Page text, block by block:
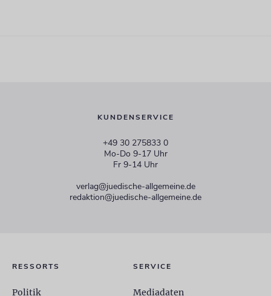
KUNDENSERVICE
+49 30 275833 0
Mo-Do 9-17 Uhr
Fr 9-14 Uhr
verlag@juedische-allgemeine.de
redaktion@juedische-allgemeine.de
RESSORTS
Politik
SERVICE
Mediadaten